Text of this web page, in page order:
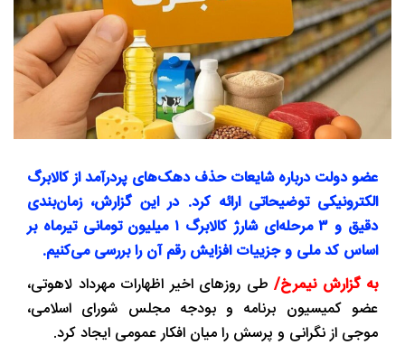
عضو دولت درباره شایعات حذف دهک‌های پردرآمد از کالابرگ
الکترونیکی توضیحاتی ارائه کرد. در این گزارش، زمان‌بندی
دقیق و ۳ مرحله‌ای شارژ کالابرگ ۱ میلیون تومانی تیرماه بر
اساس کد ملی و جزییات افزایش رقم آن را بررسی می‌کنیم.
به گزارش نیمرخ/ طی روزهای اخیر اظهارات مهرداد لاهوتی،
عضو کمیسیون برنامه و بودجه مجلس شورای اسلامی،
موجی از نگرانی و پرسش را میان افکار عمومی ایجاد کرد.